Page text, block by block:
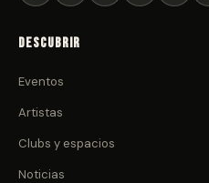
Descubrir
Eventos
Artistas
Clubs y espacios
Noticias